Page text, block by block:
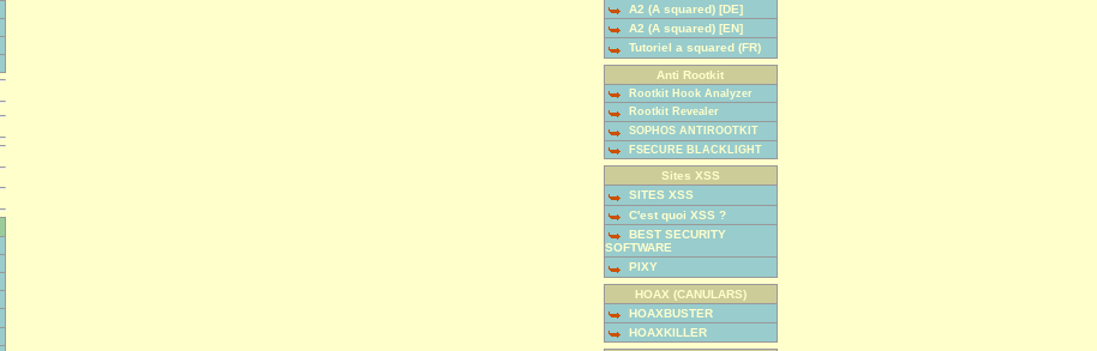
A2 (A squared) [DE]
A2 (A squared) [EN]
Tutoriel a squared (FR)
Anti Rootkit
Rootkit Hook Analyzer
Rootkit Revealer
SOPHOS ANTIROOTKIT
FSECURE BLACKLIGHT
Sites XSS
SITES XSS
C'est quoi XSS ?
BEST SECURITY
SOFTWARE
PIXY
HOAX (CANULARS)
HOAXBUSTER
HOAXKILLER